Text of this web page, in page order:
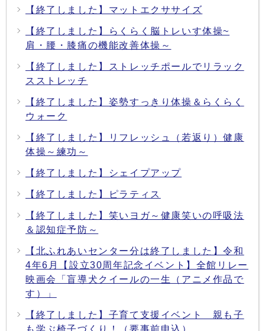
【終了しました】マットエクササイズ
【終了しました】らくらく脳トレいす体操~
肩・腰・膝痛の機能改善体操～
【終了しました】ストレッチポールでリラック
スストレッチ
【終了しました】姿勢すっきり体操＆らくらく
ウォーク
【終了しました】リフレッシュ（若返り）健康
体操～練功～
【終了しました】シェイプアップ
【終了しました】ピラティス
【終了しました】笑いヨガ～健康笑いの呼吸法
＆認知症予防～
【北ふれあいセンター分は終了しました】令和
4年6月【設立30周年記念イベント】全館リレー
映画会「盲導犬クイールの一生（アニメ作品で
す）」
【終了しました】子育て支援イベント 親も子